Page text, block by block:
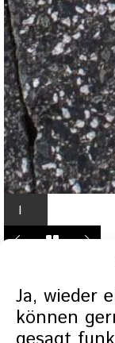
Ja, wieder
können
I
n
g
h
t